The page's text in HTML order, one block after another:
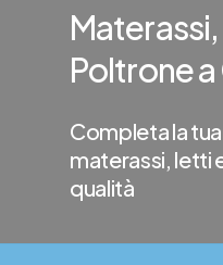
Poltrone
Completa la
materassi, letti
qualità